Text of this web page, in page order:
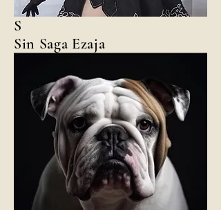
S
Sin Saga Ezaja